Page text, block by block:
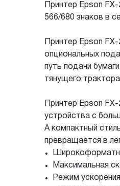
Принтер Epson
566/680 знаков в
Принтер Epson
опциональных
путь подачи
тянущего
Принтер Epson
устройства с
А компактный
превращается в
Максимальная
Режим